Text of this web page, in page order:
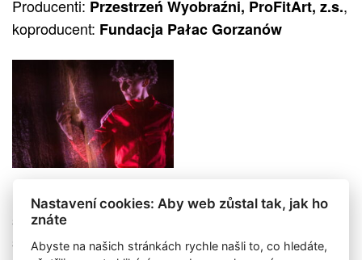
Producenti: Przestrzeń Wyobraźni, ProFitArt, z.s.,
koproducent: Fundacja Pałac Gorzanów
Polská, ale také v Česku působící performerka
sugestivně formou jak dialogů s diváky, tak vlastními
snovými monology vypráví o světě česko-polského
Nastavení cookies: Aby web zůstal tak, jak ho
znáte
Abyste na našich stránkách rychle našli to, co hledáte,